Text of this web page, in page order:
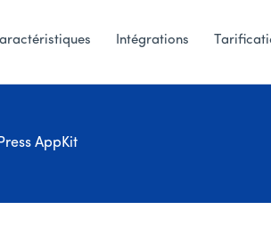
Intégrations
AppKit